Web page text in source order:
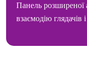
Панель розширеної
взаємодію глядачів